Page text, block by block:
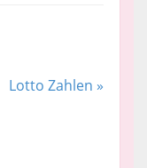
Lotto Zahlen »